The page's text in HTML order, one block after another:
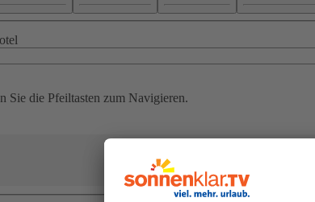
Sie die Pfeiltasten zum Navigieren.